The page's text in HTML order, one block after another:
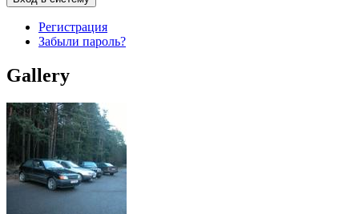
Регистрация
Забыли пароль?
Gallery